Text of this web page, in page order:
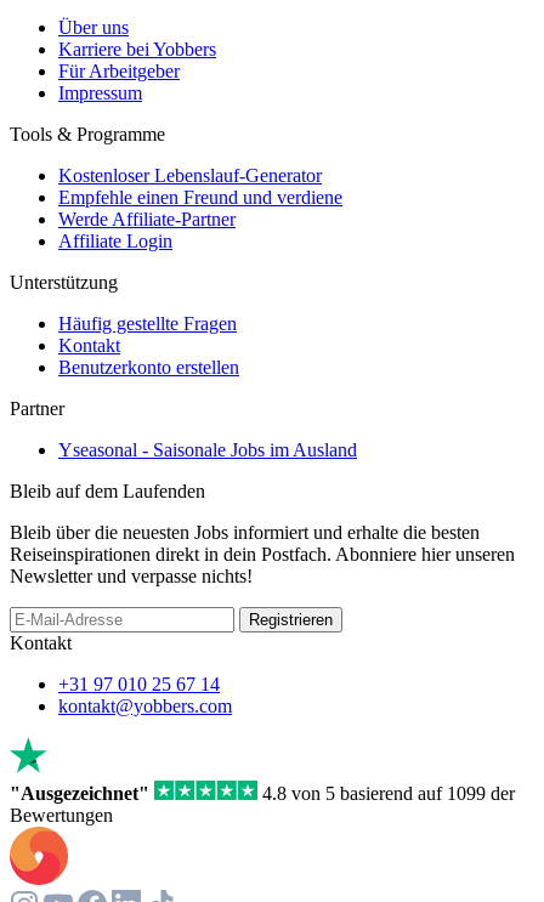
Über uns
Karriere bei Yobbers
Für Arbeitgeber
Impressum
Tools & Programme
Kostenloser Lebenslauf-Generator
Empfehle einen Freund und verdiene
Werde Affiliate-Partner
Affiliate Login
Unterstützung
Häufig gestellte Fragen
Kontakt
Benutzerkonto erstellen
Partner
Yseasonal - Saisonale Jobs im Ausland
Bleib auf dem Laufenden
Bleib über die neuesten Jobs informiert und erhalte die besten
Reiseinspirationen direkt in dein Postfach. Abonniere hier unseren
Newsletter und verpasse nichts!
Registrieren
Kontakt
+31 97 010 25 67 14
kontakt@yobbers.com
"Ausgezeichnet"
4.8 von 5 basierend auf 1099 der
Bewertungen